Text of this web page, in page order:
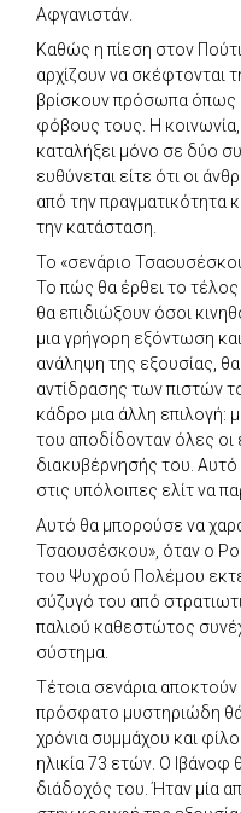
Αφγανιστάν.
Καθώς η πίεση στον
αρχίζουν να σκέφτονται
βρίσκουν πρόσωπα όπως
φόβους τους. Η
καταλήξει μόνο σε δύο
ευθύνεται είτε ότι οι
από την πραγματικότητα
την κατάσταση.
Το «σενάριο
Το πώς θα έρθει το τέλος
θα επιδιώξουν όσοι
μια γρήγορη εξόντωση
ανάληψη της εξουσίας,
αντίδρασης των πιστών
κάδρο μια άλλη επιλογή:
του αποδίδονταν όλες οι
διακυβέρνησής του.
στις υπόλοιπες ελίτ να
Αυτό θα μπορούσε να
Τσαουσέσκου», όταν ο
του Ψυχρού Πολέμου
σύζυγό του από
παλιού καθεστώτος
σύστημα.
Τέτοια σενάρια
πρόσφατο μυστηριώδη
χρόνια συμμάχου και
ηλικία 73 ετών. Ο Ιβάνοφ
διάδοχός του. Ήταν μία